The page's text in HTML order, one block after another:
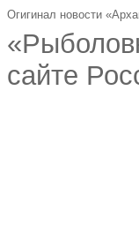
Огигинал новости
сайте